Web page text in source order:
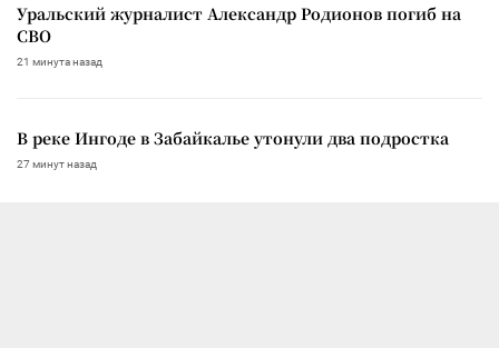
Уральский журналист Александр Родионов погиб на
СВО
21 минута назад
В реке Ингоде в Забайкалье утонули два подростка
27 минут назад